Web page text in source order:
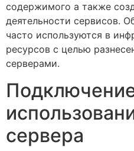
содержимого а также
деятельности сервисов.
часто используются в
ресурсов с целью
серверами.
сервера